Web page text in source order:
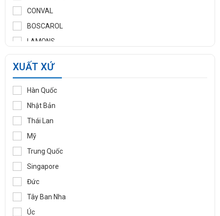
NACIONAL
DANTEC
VYC
NDV
A-SUNG
YAMAMOTO
CONVAL
BOSCAROL
LAMONS
MANNTEK
KLINGER
WOOJU GASPACK
DIDTEK
RITAG
XUẤT XỨ
Hàn Quốc
Nhật Bản
Thái Lan